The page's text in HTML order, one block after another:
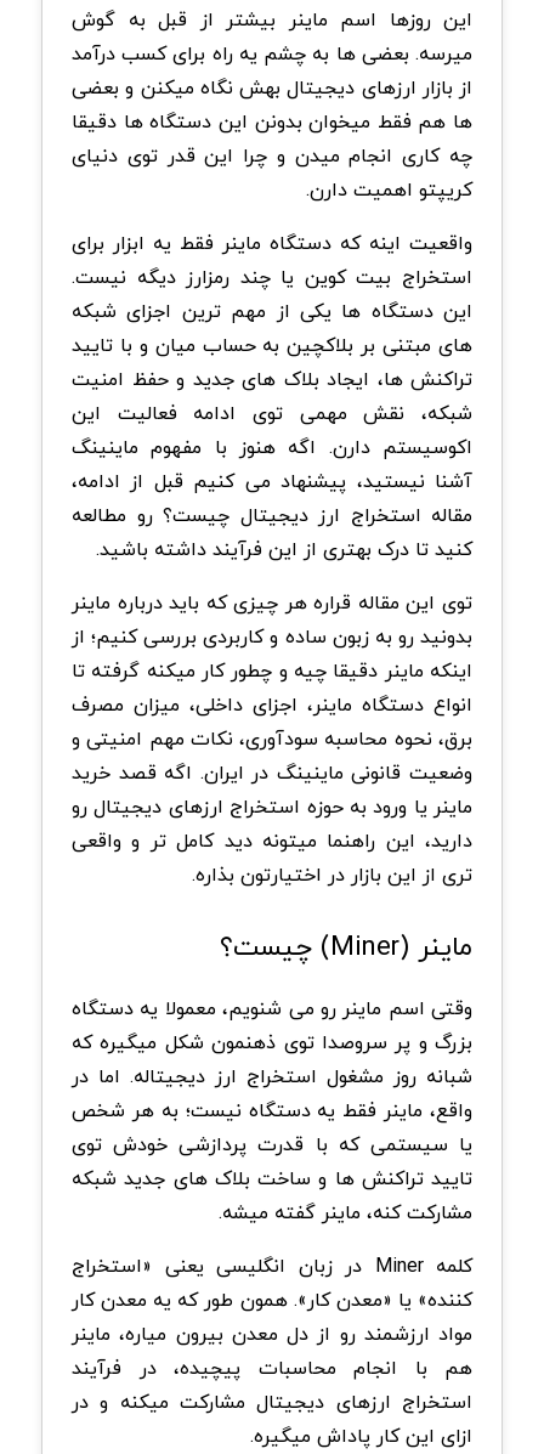
این روزها اسم ماینر بیشتر از قبل به گوش
میرسه. بعضی ها به چشم یه راه برای کسب درآمد
از بازار ارزهای دیجیتال بهش نگاه میکنن و بعضی
ها هم فقط میخوان بدونن این دستگاه ها دقیقا
چه کاری انجام میدن و چرا این قدر توی دنیای
کریپتو اهمیت دارن.
واقعیت اینه که دستگاه ماینر فقط یه ابزار برای
استخراج بیت کوین یا چند رمزارز دیگه نیست.
این دستگاه ها یکی از مهم ترین اجزای شبکه
های مبتنی بر بلاکچین به حساب میان و با تایید
تراکنش ها، ایجاد بلاک های جدید و حفظ امنیت
شبکه، نقش مهمی توی ادامه فعالیت این
اکوسیستم دارن. اگه هنوز با مفهوم ماینینگ
آشنا نیستید، پیشنهاد می کنیم قبل از ادامه،
مقاله استخراج ارز دیجیتال چیست؟ رو مطالعه
کنید تا درک بهتری از این فرآیند داشته باشید.
توی این مقاله قراره هر چیزی که باید درباره ماینر
بدونید رو به زبون ساده و کاربردی بررسی کنیم؛ از
اینکه ماینر دقیقا چیه و چطور کار میکنه گرفته تا
انواع دستگاه ماینر، اجزای داخلی، میزان مصرف
برق، نحوه محاسبه سودآوری، نکات مهم امنیتی و
وضعیت قانونی ماینینگ در ایران. اگه قصد خرید
ماینر یا ورود به حوزه استخراج ارزهای دیجیتال رو
دارید، این راهنما میتونه دید کامل تر و واقعی
تری از این بازار در اختیارتون بذاره.
ماینر (Miner) چیست؟
وقتی اسم ماینر رو می شنویم، معمولا یه دستگاه
بزرگ و پر سروصدا توی ذهنمون شکل میگیره که
شبانه روز مشغول استخراج ارز دیجیتاله. اما در
واقع، ماینر فقط یه دستگاه نیست؛ به هر شخص
یا سیستمی که با قدرت پردازشی خودش توی
تایید تراکنش ها و ساخت بلاک های جدید شبکه
مشارکت کنه، ماینر گفته میشه.
کلمهMiner در زبان انگلیسی یعنی «استخراج
کننده» یا «معدن کار». همون طور که یه معدن کار
مواد ارزشمند رو از دل معدن بیرون میاره، ماینر
هم با انجام محاسبات پیچیده، در فرآیند
استخراج ارزهای دیجیتال مشارکت میکنه و در
ازای این کار پاداش میگیره.